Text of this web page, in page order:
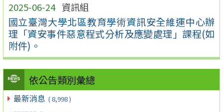
2025-06-24 資訊組
國立臺灣大學北區教育學術資訊安全維運中心辦
理「資安事件惡意程式分析及應變處理」課程(如
附件)。
依公告類別彙總
最新消息 ( 8,998 )